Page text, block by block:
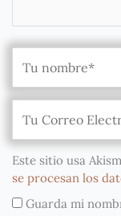
Este sitio usa
se procesan los
Guarda mi